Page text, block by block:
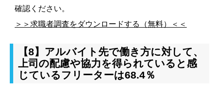
確認ください。
＞＞求職者調査をダウンロードする（無料）＜＜
【8】アルバイト先で働き方に対して、
上司の配慮や協力を得られていると感
じているフリーターは68.4％